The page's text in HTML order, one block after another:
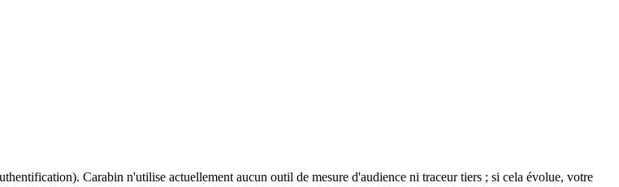
Carabin n'utilise actuellement aucun outil de mesure d'audience ni traceur tiers ; si cela évolue, votre